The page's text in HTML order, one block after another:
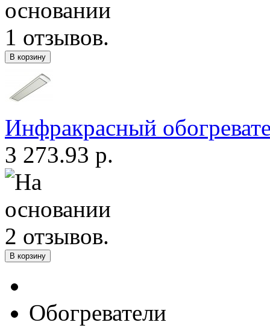
Инфракрасный
3 273.93 р.
Обогреватели